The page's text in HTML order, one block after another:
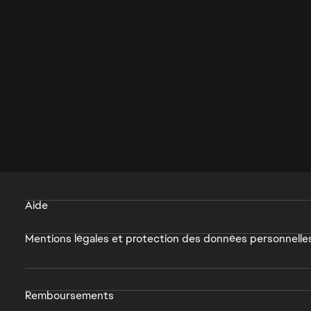
Aide
Mentions légales et protection des données
Remboursements